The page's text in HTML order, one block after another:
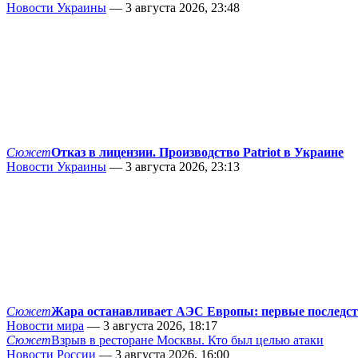
Новости Украины — 3 августа 2026, 23:48
СюжетОтказ в лицензии. Производство Patriot в Украине
Новости Украины — 3 августа 2026, 23:13
СюжетЖара останавливает АЭС Европы: первые
Новости мира — 3 августа 2026, 18:17
СюжетВзрыв в ресторане Москвы. Кто был целью атаки
Новости России — 3 августа 2026, 16:00